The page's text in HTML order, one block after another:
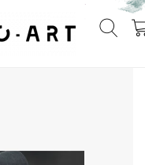
hoed, Stijlvol,